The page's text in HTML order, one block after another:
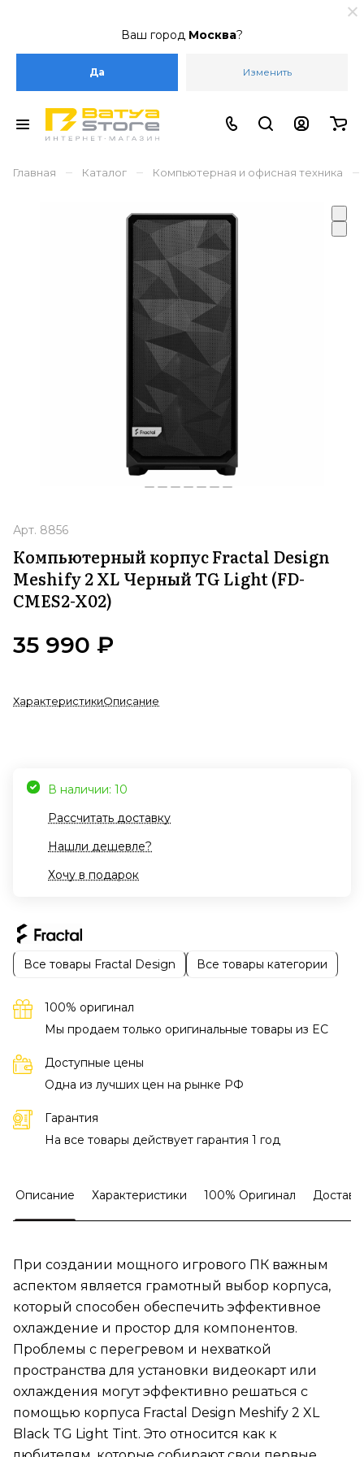
Ваш город Москва?
Да Изменить
Главная – Каталог – Компьютерная и офисная техника –
Арт. 8856
Компьютерный корпус Fractal Design
Meshify 2 XL Черный TG Light (FD-
CMES2-X02)
35 990 ₽
ХарактеристикиОписание
В наличии: 10
Рассчитать доставку
Нашли дешевле?
Хочу в подарок
Все товары Fractal Design Все товары категории
100% оригинал
Мы продаем только оригинальные товары из EC
Доступные цены
Одна из лучших цен на рынке РФ
Гарантия
На все товары действует гарантия 1 год
Описание Характеристики 100% Оригинал
При создании мощного игрового ПК важным
аспектом является грамотный выбор корпуса,
который способен обеспечить эффективное
охлаждение и простор для компонентов.
Проблемы с перегревом и нехваткой
пространства для установки видеокарт или
охлаждения могут эффективно решаться с
помощью корпуса Fractal Design Meshify 2 XL
Black TG Light Tint. Это относится как к